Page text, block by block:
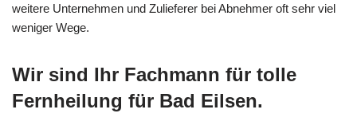
weitere Unternehmen und Zulieferer bei Abnehmer oft sehr viel
weniger Wege.
Wir sind Ihr Fachmann für tolle
Fernheilung für Bad Eilsen.